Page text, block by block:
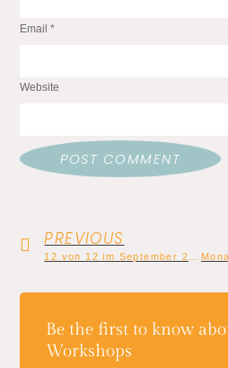
Email*
Website
PREVIOUS
Be the first to know
Workshops